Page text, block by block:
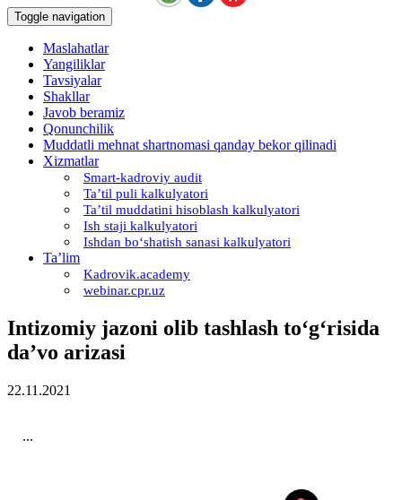
Toggle navigation
Maslahatlar
Yangiliklar
Tavsiyalar
Shakllar
Javob beramiz
Qonunchilik
Muddatli mehnat shartnomasi qanday bekor qilinadi
Xizmatlar
Smart-kadroviy audit
Ta’til puli kalkulyatori
Ta’til muddatini hisoblash kalkulyatori
Ish staji kalkulyatori
Ishdan boʻshatish sanasi kalkulyatori
Ta’lim
Kadrovik.academy
webinar.cpr.uz
Intizomiy jazoni olib tashlash toʻgʻrisida
da’vo arizasi
22.11.2021
...